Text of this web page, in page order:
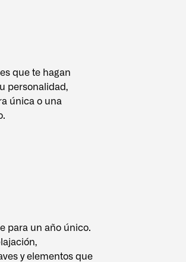
que te hagan
personalidad,
única o una
para un año único.
y elementos que